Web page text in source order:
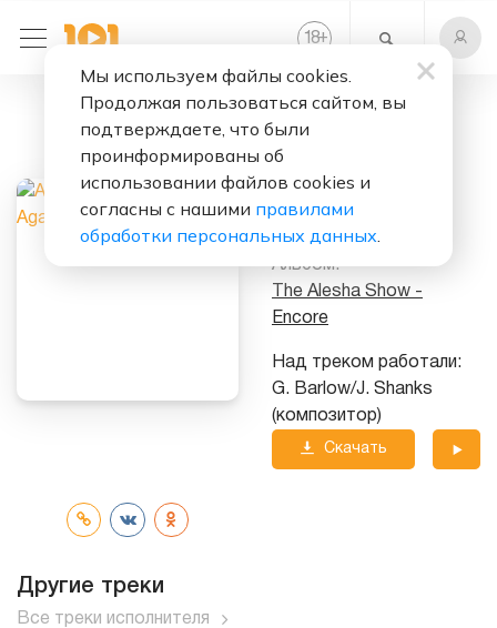
18+
To Love Again
Альбом:
The Alesha Show -
Encore
Над треком работали:
G. Barlow/J. Shanks
(композитор)
Скачать
Другие треки
Все треки исполнителя
Мы используем файлы cookies.
Продолжая пользоваться сайтом, вы
подтверждаете, что были
проинформированы об
использовании файлов cookies и
согласны с нашими правилами
обработки персональных данных.